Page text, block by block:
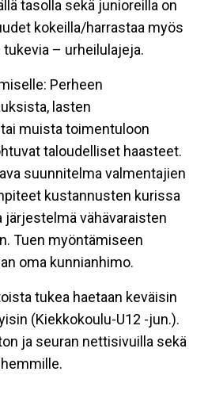
tasolla sekä junioreilla on
kokeilla/harrastaa myös
– urheilulajeja.
Perheen
lasten
muista toimentuloon
taloudelliset haasteet.
suunnitelma valmentajien
kustannusten kurissa
vähävaraisten
Tuen myöntämiseen
oma kunnianhimo.
tukea haetaan keväisin
(Kiekkokoulu-U12 -jun.).
ja seuran nettisivuilla sekä